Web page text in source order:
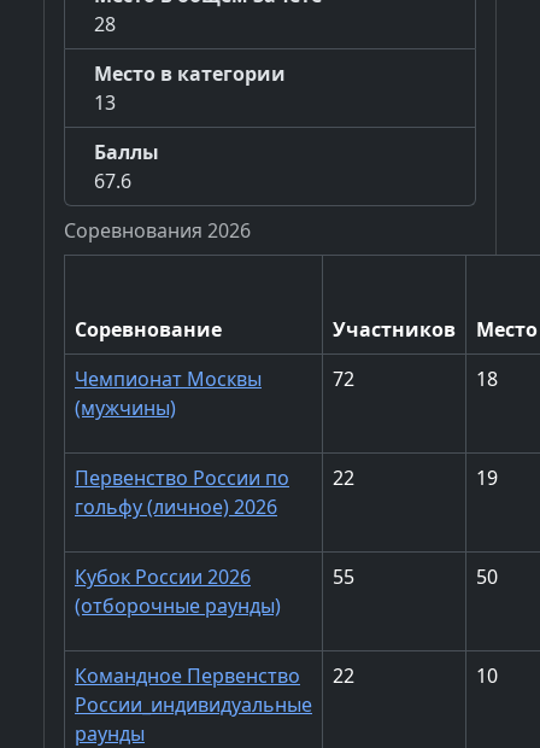
28
Место в категории
13
Баллы
67.6
Соревнования 2026
Соревнование Участников
Место
Чемпионат Москвы
(мужчины)
72 18
Первенство России по
гольфу (личное) 2026
22 19
Кубок России 2026
(отборочные раунды)
55 50
Командное Первенство
России_индивидуальные
раунды
22 10